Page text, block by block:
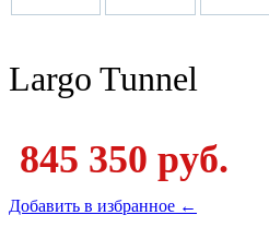
Largo Tunnel
845 350 руб.
Добавить в избранное ←